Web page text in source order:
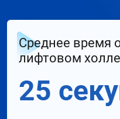
Среднее время
лифтовом холле
25